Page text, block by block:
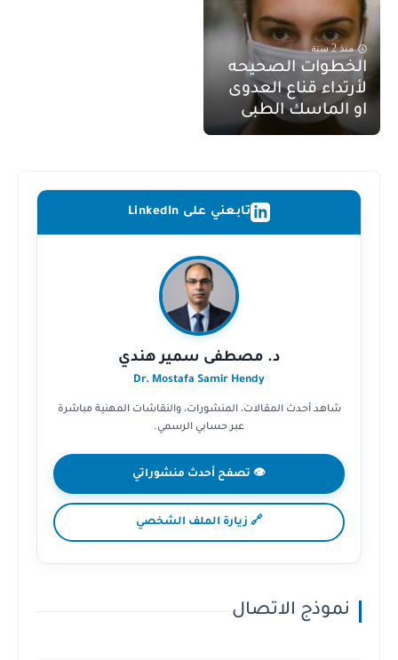
منذ 2 سنة
الخطوات الصحيحه
لأرتداء قناع العدوى
او الماسك الطبى
تابعني على LinkedIn
د. مصطفى سمير هندي
Dr. Mostafa Samir Hendy
شاهد أحدث المقالات، المنشورات، والنقاشات المهنية مباشرة
عبر حسابي الرسمي.
👁️ تصفح أحدث منشوراتي
🔗 زيارة الملف الشخصي
نموذج الاتصال